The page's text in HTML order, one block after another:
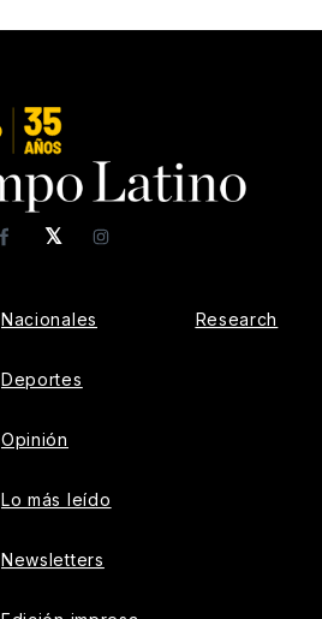
𝕏
FacebookInstagram
Nacionales
Deportes
Opinión
Lo más leído
Newsletters
Research